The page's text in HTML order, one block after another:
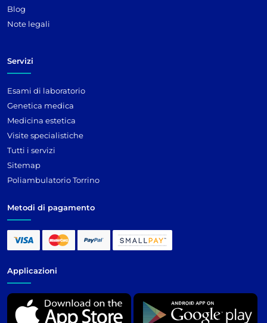
Blog
Note legali
Servizi
Esami di laboratorio
Genetica medica
Medicina estetica
Visite specialistiche
Tutti i servizi
Sitemap
Poliambulatorio Torrino
Metodi di pagamento
Applicazioni